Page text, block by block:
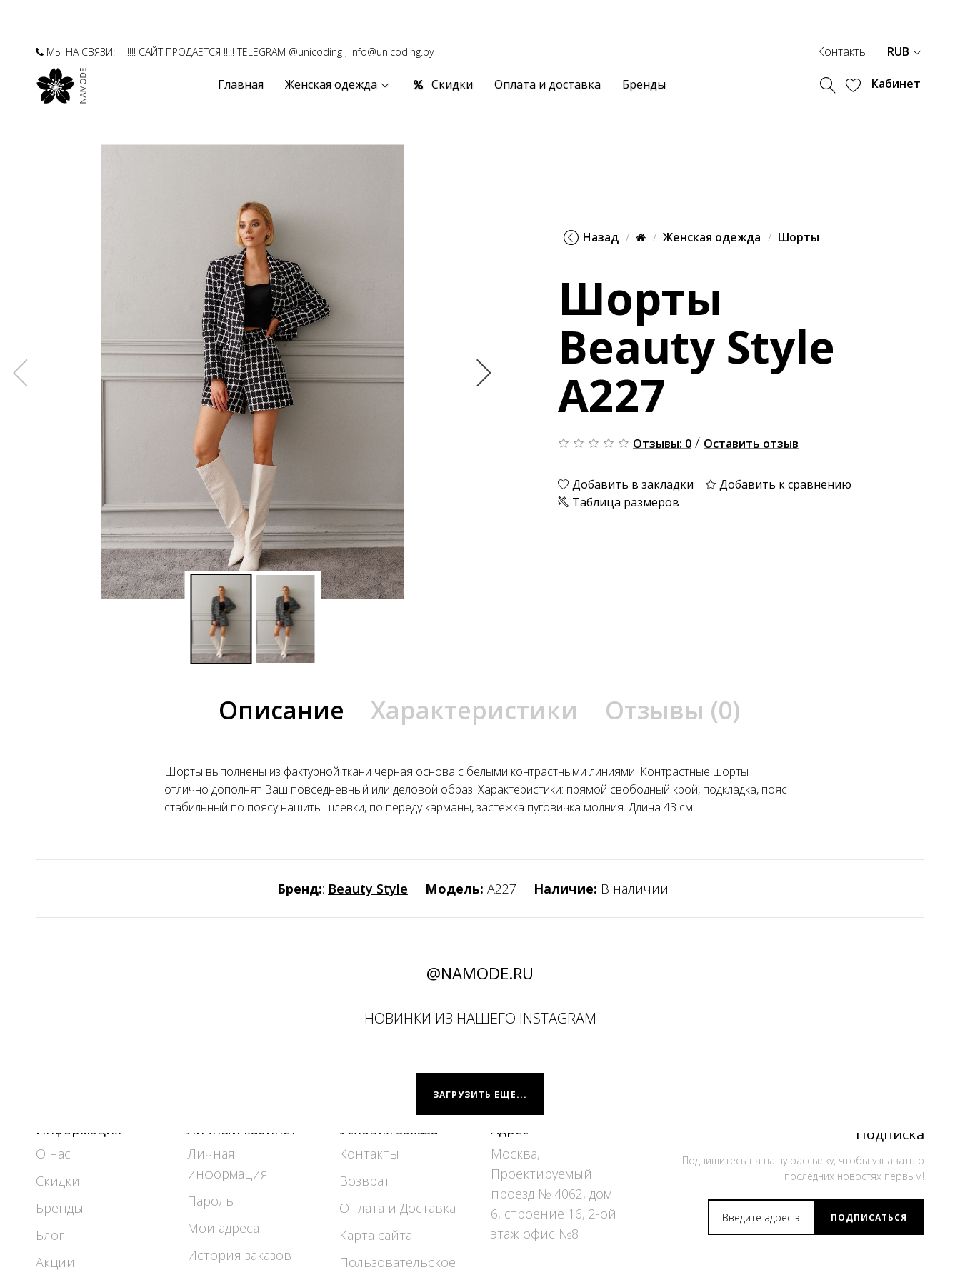
МЫ НА СВЯЗИ: !!!!! САЙТ ПРОДАЕТСЯ !!!!! TELEGRAM @unicoding , info@unicoding.by Контакты RUB
Главная Женская одежда Скидки Оплата и доставка Бренды Кабинет
Назад Женская одежда Шорты
Шорты
Beauty Style
А227
Отзывы: 0 / Оставить отзыв
Добавить в закладки
Добавить к сравнению
Таблица размеров
Описание Характеристики Отзывы (0)
Шорты выполнены из фактурной ткани черная основа с белыми контрастными линиями. Контрастные шорты
отлично дополнят Ваш повседневный или деловой образ. Характеристики: прямой свободный крой, подкладка, пояс
стабильный по поясу нашиты шлевки, по переду карманы, застежка пуговичка молния. Длина 43 см.
Бренд:: Beauty Style Модель: А227 Наличие: В наличии
@NAMODE.RU
НОВИНКИ ИЗ НАШЕГО INSTAGRAM
ЗАГРУЗИТЬ ЕЩЕ...
Информация
О нас
Скидки
Бренды
Блог
Акции
Личный кабинет
Личная
информация
Пароль
Мои адреса
История заказов
Условия заказа
Контакты
Возврат
Оплата и Доставка
Карта сайта
Пользовательское
Адрес
Москва,
Проектируемый
проезд № 4062, дом
6, строение 16, 2-ой
этаж офис №8
Подписка
Подпишитесь на нашу рассылку, чтобы узнавать о
последних новостях первым!
ПОДПИСАТЬСЯ